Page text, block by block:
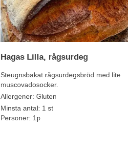
Hagas Lilla, rågsurdeg
Steugnsbakat rågsurdegsbröd med lite
muscovadosocker.
Allergener: Gluten
Minsta antal: 1 st
Personer: 1p